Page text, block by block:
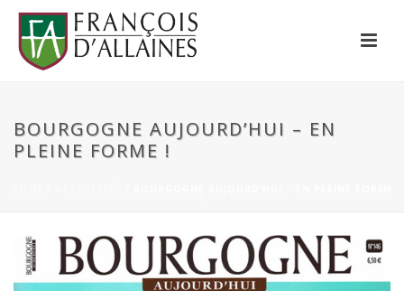
BOURGOGNE AUJOURD’HUI – EN
PLEINE FORME !